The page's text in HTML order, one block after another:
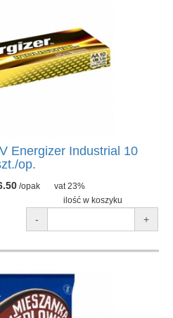
Energizer Industrial 10
op.
/opak
vat 23%
ilość w koszyku
- +